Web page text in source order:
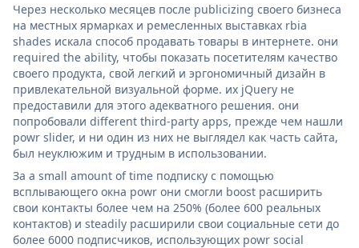
Через несколько месяцев после publicizing своего бизнеса
на местных ярмарках и ремесленных выставках rbia
shades искала способ продавать товары в интернете. они
required the ability, чтобы показать посетителям качество
своего продукта, свой легкий и эргономичный дизайн в
привлекательной визуальной форме. их jQuery не
предоставили для этого адекватного решения. они
попробовали different third-party apps, прежде чем нашли
powr slider, и ни один из них не выглядел как часть сайта,
был неуклюжим и трудным в использовании.
За a small amount of time подписку с помощью
всплывающего окна powr они смогли boost расширить
свои контакты более чем на 250% (более 600 реальных
контактов) и steadily расширили свои социальные сети до
более 6000 подписчиков, использующих powr social